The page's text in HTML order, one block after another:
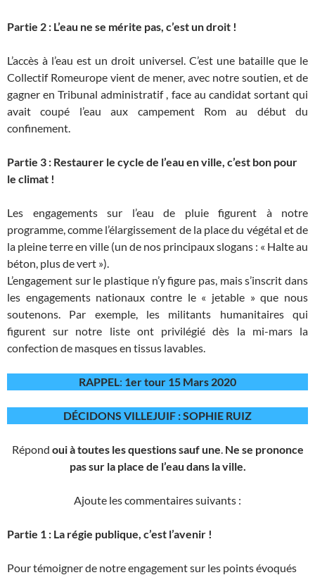
Partie 2 : L’eau ne se mérite pas, c’est un droit !
L’accès à l’eau est un droit universel. C’est une bataille que le
Collectif Romeurope vient de mener, avec notre soutien, et de
gagner en Tribunal administratif , face au candidat sortant qui
avait coupé l’eau aux campement Rom au début du
confinement.
Partie 3 : Restaurer le cycle de l’eau en ville, c’est bon pour
le climat !
Les engagements sur l’eau de pluie figurent à notre
programme, comme l’élargissement de la place du végétal et de
la pleine terre en ville (un de nos principaux slogans : « Halte au
béton, plus de vert »).
L’engagement sur le plastique n’y figure pas, mais s’inscrit dans
les engagements nationaux contre le « jetable » que nous
soutenons. Par exemple, les militants humanitaires qui
figurent sur notre liste ont privilégié dès la mi-mars la
confection de masques en tissus lavables.
RAPPEL : 1er tour 15 Mars 2020
DÉCIDONS VILLEJUIF : SOPHIE RUIZ
Répond oui à toutes les questions sauf une Ne se prononce
pas sur la place de l’eau dans la ville.
Ajoute les commentaires suivants :
Partie 1 : La régie publique, c’est l’avenir !
Pour témoigner de notre engagement sur les points évoqués